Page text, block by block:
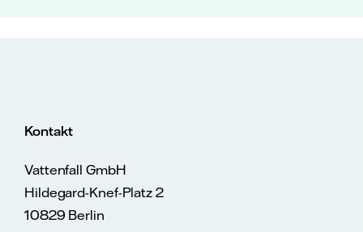
Kontakt
Vattenfall GmbH
Hildegard-Knef-Platz 2
10829 Berlin